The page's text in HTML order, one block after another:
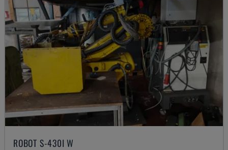
ROBOT S-430I W